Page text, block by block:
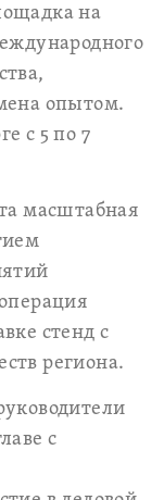
на
опытом.
с 5 по 7
масштабная
стенд с
региона.
с